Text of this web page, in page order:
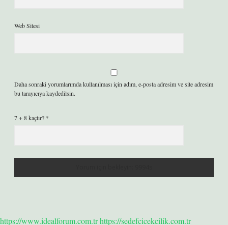
Web Sitesi
Daha sonraki yorumlarımda kullanılması için adım, e-posta adresim ve site adresim
bu tarayıcıya kaydedilsin.
7 + 8 kaçtır? *
https://www.idealforum.com.trhttps://sedefcicekcilik.com.tr